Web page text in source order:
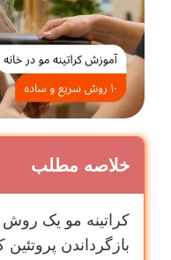
خلاصه مطلب
کراتینه مو یک
بازگرداندن